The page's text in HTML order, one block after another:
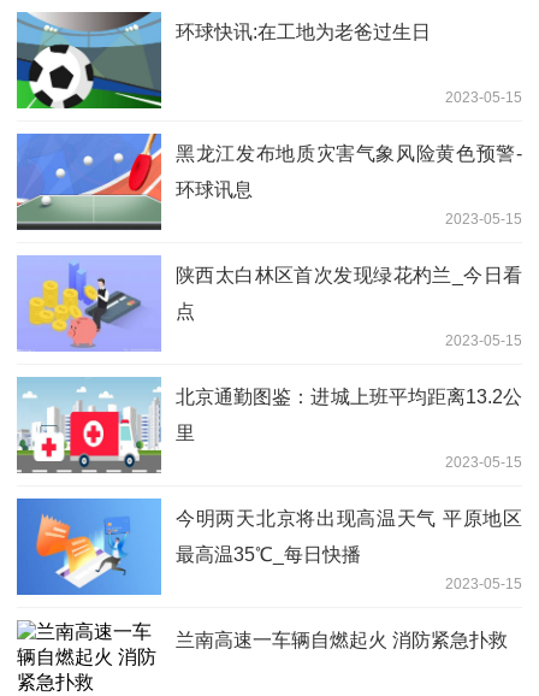
环球快讯:在工地为老爸过生日
2023-05-15
黑龙江发布地质灾害气象风险黄色预警-
环球讯息
2023-05-15
陕西太白林区首次发现绿花杓兰_今日看
点
2023-05-15
北京通勤图鉴：进城上班平均距离13.2公
里
2023-05-15
今明两天北京将出现高温天气 平原地区
最高温35℃_每日快播
2023-05-15
兰南高速一车辆自燃起火 消防紧急扑救